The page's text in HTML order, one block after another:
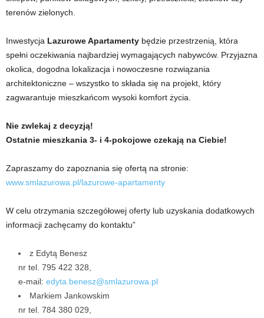
terenów zielonych.
Inwestycja Lazurowe Apartamenty będzie przestrzenią, która
spełni oczekiwania najbardziej wymagających nabywców. Przyjazna
okolica, dogodna lokalizacja i nowoczesne rozwiązania
architektoniczne – wszystko to składa się na projekt, który
zagwarantuje mieszkańcom wysoki komfort życia.
Nie zwlekaj z decyzją!
Ostatnie mieszkania 3- i 4-pokojowe czekają na Ciebie!
Zapraszamy do zapoznania się ofertą na stronie:
www.smlazurowa.pl/lazurowe-apartamenty
W celu otrzymania szczegółowej oferty lub uzyskania dodatkowych
informacji zachęcamy do kontaktu”
z Edytą Benesz
nr tel. 795 422 328,
e-mail: edyta.benesz@smlazurowa.pl
Markiem Jankowskim
nr tel. 784 380 029,